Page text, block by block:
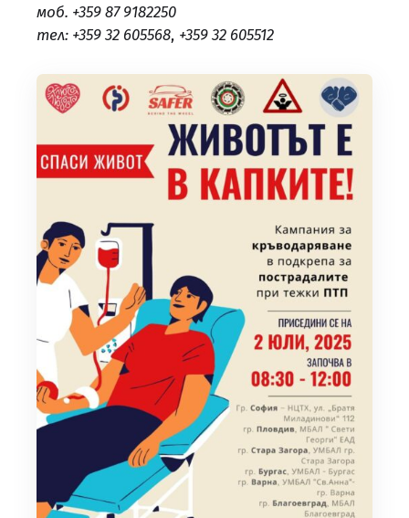
моб. +359 87 9182250
тел: +359 32 605568, +359 32 605512